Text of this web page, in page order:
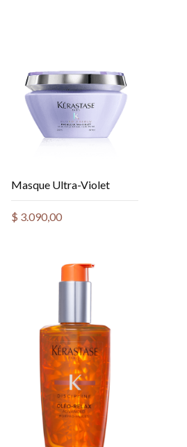
Masque Ultra-Violet
$ 3.090,00